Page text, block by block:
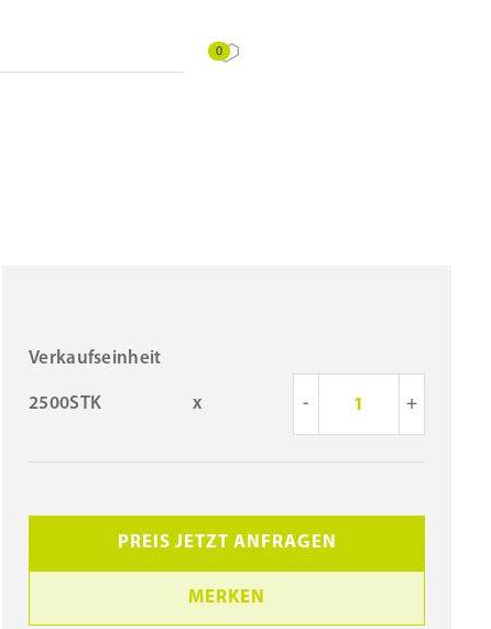
0
Verkaufseinheit
2500STK x - +
PREIS JETZT ANFRAGEN
MERKEN